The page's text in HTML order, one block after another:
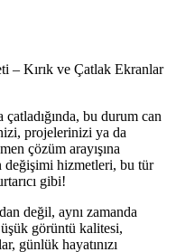
– Kırık ve Çatlak Ekranlar
çatladığında, bu durum can
projelerinizi ya da
çözüm arayışına
hizmetleri, bu tür
gibi!
değil, aynı zamanda
görüntü kalitesi,
günlük hayatınızı